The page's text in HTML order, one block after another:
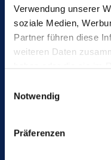
Verwendung unserer
soziale Medien,
Partner führen diese
weiteren Daten
haben oder die sie im
Notwendig
Präferenzen
Bakumer Str. 73
49393 Lohne
Germany